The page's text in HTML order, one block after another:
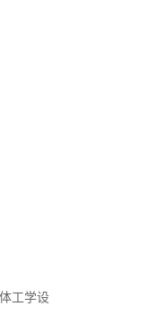
工学设